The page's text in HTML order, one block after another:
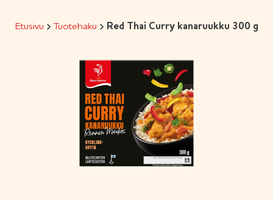
Etusivu Tuotehaku Red Thai Curry kanaruukku 300 g